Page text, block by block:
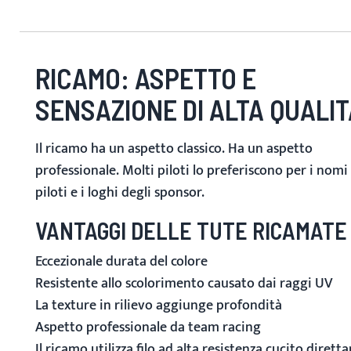
RICAMO: ASPETTO E
SENSAZIONE DI ALTA
Il ricamo ha un aspetto classico. Ha un aspetto
professionale. Molti piloti lo preferiscono per i
piloti e i loghi degli sponsor.
VANTAGGI DELLE TUTE RICAMATE
Eccezionale durata del colore
Resistente allo scolorimento causato dai raggi UV
La texture in rilievo aggiunge profondità
Aspetto professionale da team racing